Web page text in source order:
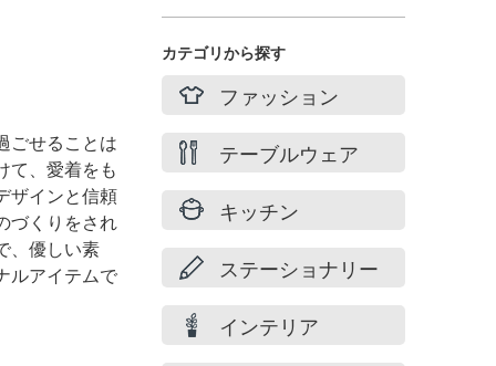
ごせることは
て、愛着をも
ザインと信頼
づくりをされ
、優しい素
ルアイテムで
Stories of summer
filicafilica
maison du suzume
村井 陽子
カテゴリから探す
ファッション
テーブルウェア
キッチン
ステーショナリー
インテリア